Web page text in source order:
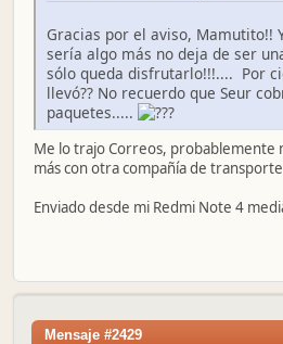
Gracias por el aviso, Mamutito!!
sería algo más no deja de ser
sólo queda disfrutarlo!!!.... Por
llevó?? No recuerdo que Seur
paquetes.....
Me lo trajo Correos, probablemente
más con otra compañía de
Enviado desde mi Redmi Note 4
Mensaje #2429